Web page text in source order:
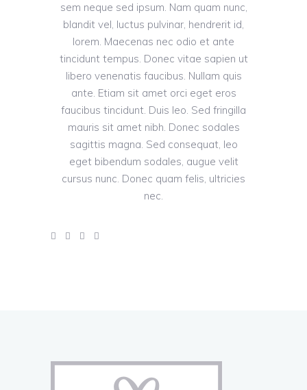
sem neque sed ipsum. Nam quam nunc,
blandit vel, luctus pulvinar, hendrerit id,
lorem. Maecenas nec odio et ante
tincidunt tempus. Donec vitae sapien ut
libero venenatis faucibus. Nullam quis
ante. Etiam sit amet orci eget eros
faucibus tincidunt. Duis leo. Sed fringilla
mauris sit amet nibh. Donec sodales
sagittis magna. Sed consequat, leo
eget bibendum sodales, augue velit
cursus nunc. Donec quam felis, ultricies
nec.